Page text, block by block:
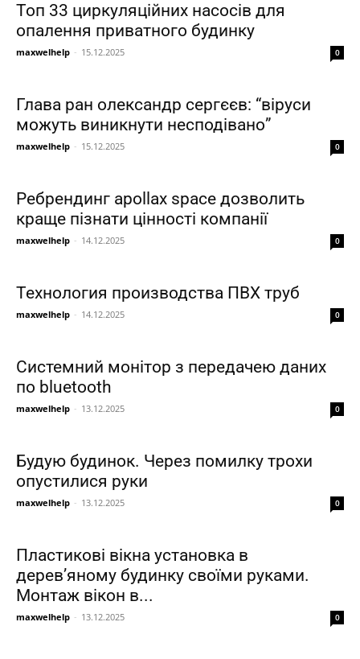
Топ 33 циркуляційних насосів для
опалення приватного будинку
maxwelhelp - 15.12.2025 0
Глава ран олександр сергєєв: “віруси
можуть виникнути несподівано”
maxwelhelp - 15.12.2025 0
Ребрендинг apollax ѕрасе дозволить
краще пізнати цінності компанії
maxwelhelp - 14.12.2025 0
Технология производства ПВХ труб
maxwelhelp - 14.12.2025 0
Системний монітор з передачею даних
по bluetooth
maxwelhelp - 13.12.2025 0
Будую будинок. Через помилку трохи
опустилися руки
maxwelhelp - 13.12.2025 0
Пластикові вікна установка в
дерев’яному будинку своїми руками.
Монтаж вікон в...
maxwelhelp - 13.12.2025 0